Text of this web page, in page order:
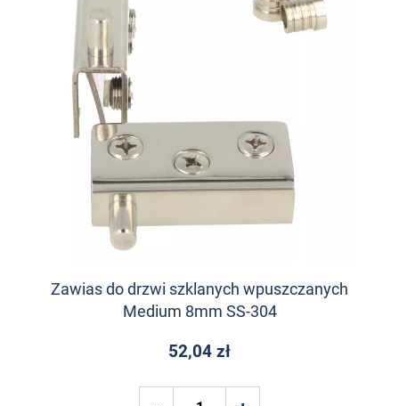
Zawias do drzwi szklanych wpuszczanych
Medium 8mm SS-304
52,04 zł